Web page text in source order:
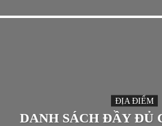
ĐỊA ĐIỂM
DANH SÁCH ĐẦY ĐỦ